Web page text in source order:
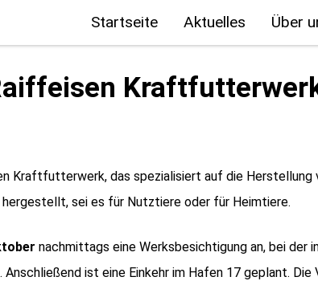
Startseite Aktuelles Über
Kraftfutterwerk, das spezialisiert auf die
sei es für Nutztiere oder für Heimtiere.
nachmittags eine Werksbesichtigung an, bei der
ist eine Einkehr im Hafen 17 geplant.